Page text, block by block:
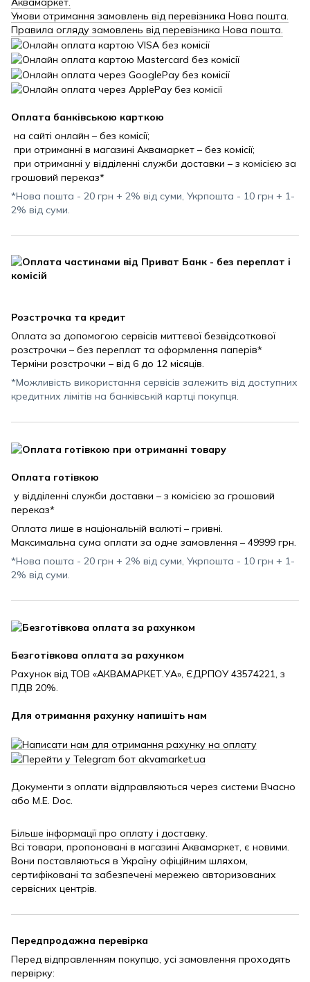
Умови отримання замовлень від перевізника Нова пошта.
Правила огляду замовлень від перевізника Нова пошта.
Оплата банківською карткою
на сайті онлайн – без комісії;
при отриманні в магазині Аквамаркет – без комісії;
при отриманні у відділенні служби доставки – з комісією за
грошовий переказ*
*Нова пошта - 20 грн + 2% від суми, Укрпошта - 10 грн + 1-
2% від суми.
Розстрочка та кредит
Оплата за допомогою сервісів миттєвої безвідсоткової
розстрочки – без переплат та оформлення паперів*
Терміни розстрочки – від 6 до 12 місяців.
*Можливість використання сервісів залежить від доступних
кредитних лімітів на банківській картці покупця.
Оплата готівкою
у відділенні служби доставки – з комісією за грошовий
переказ*
Оплата лише в національній валюті – гривні.
Максимальна сума оплати за одне замовлення – 49999 грн.
*Нова пошта - 20 грн + 2% від суми, Укрпошта - 10 грн + 1-
2% від суми.
Безготівкова оплата за рахунком
Рахунок від ТОВ «АКВАМАРКЕТ.УА», ЄДРПОУ 43574221, з
ПДВ 20%.
Для отримання рахунку напишіть нам
Документи з оплати відправляються через системи Вчасно
або M.E. Doc.
Більше інформації про оплату і доставку.
Всі товари, пропоновані в магазині Аквамаркет, є новими.
Вони поставляються в Україну офіційним шляхом,
сертифіковані та забезпечені мережею авторизованих
сервісних центрів.
Передпродажна перевірка
Перед відправленням покупцю, усі замовлення проходять
первірку: